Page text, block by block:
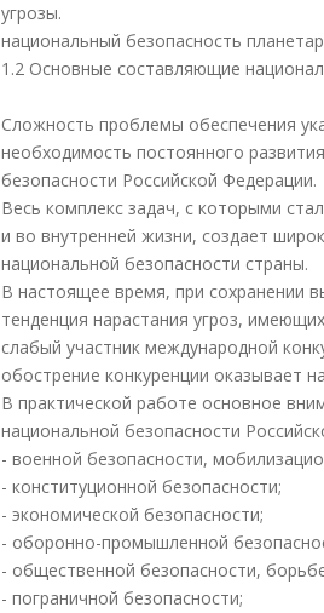
угрозы.
национальный безопасность
1.2 Основные составляющие
Сложность проблемы обеспечения
необходимость постоянного
безопасности Российской Федерации.
Весь комплекс задач, с которыми
и во внутренней жизни, создает
национальной безопасности страны.
В настоящее время, при сохранении
тенденция нарастания угроз,
слабый участник международной
обострение конкуренции оказывает
В практической работе основное
национальной безопасности
- военной безопасности,
- конституционной безопасности;
- экономической безопасности;
- оборонно-промышленной
- общественной безопасности,
- пограничной безопасности;